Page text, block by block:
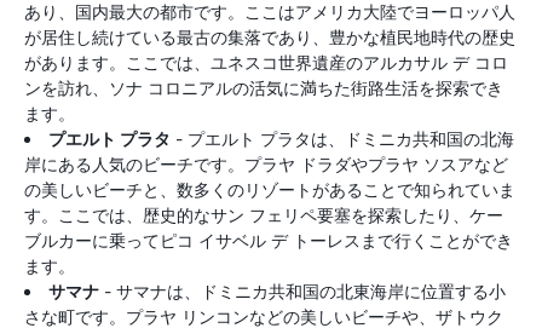
あり、国内最大の都市です。ここはアメリカ大陸でヨーロッパ人
が居住し続けている最古の集落であり、豊かな植民地時代の歴史
があります。ここでは、ユネスコ世界遺産のアルカサル デ コロ
ンを訪れ、ソナ コロニアルの活気に満ちた街路生活を探索でき
ます。
プエルト プラタ - プエルト プラタは、ドミニカ共和国の北海
岸にある人気のビーチです。プラヤ ドラダやプラヤ ソスアなど
の美しいビーチと、数多くのリゾートがあることで知られていま
す。ここでは、歴史的なサン フェリペ要塞を探索したり、ケー
ブルカーに乗ってピコ イサベル デ トーレスまで行くことができ
ます。
サマナ - サマナは、ドミニカ共和国の北東海岸に位置する小
さな町です。プラヤ リンコンなどの美しいビーチや、ザトウク